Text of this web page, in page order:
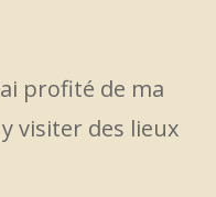
profité de ma
visiter des lieux